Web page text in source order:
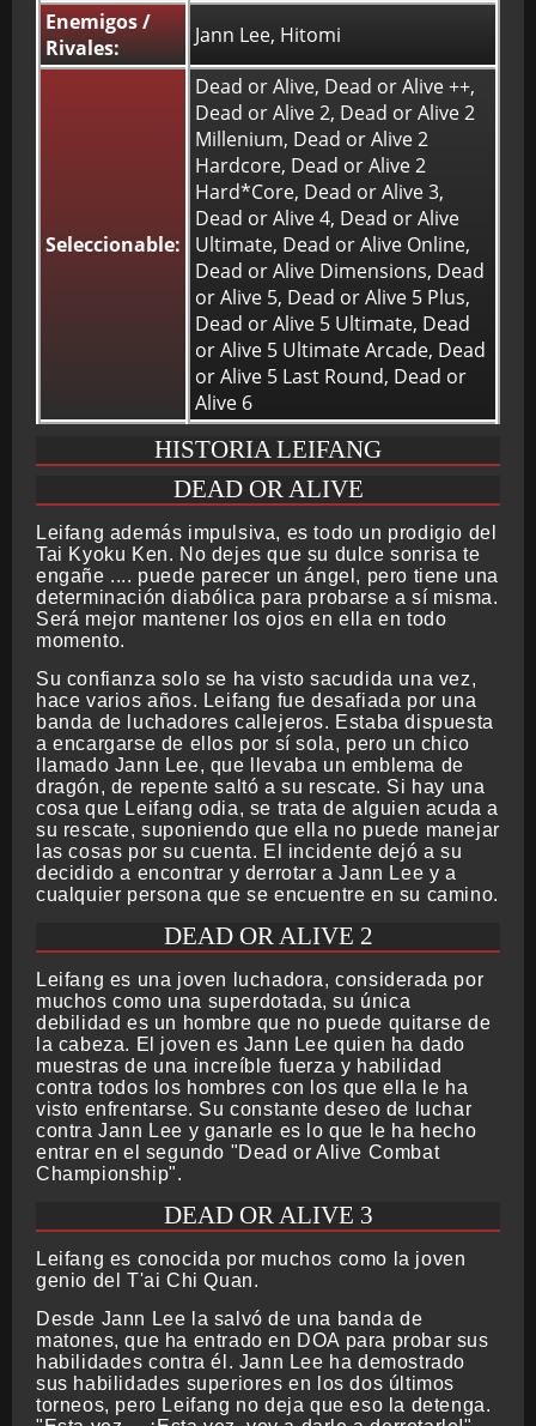
Enemigos /
Rivales:
Jann Lee, Hitomi
Seleccionable:
Dead or Alive, Dead or Alive ++,
Dead or Alive 2, Dead or Alive 2
Millenium, Dead or Alive 2
Hardcore, Dead or Alive 2
Hard*Core, Dead or Alive 3,
Dead or Alive 4, Dead or Alive
Ultimate, Dead or Alive Online,
Dead or Alive Dimensions, Dead
or Alive 5, Dead or Alive 5 Plus,
Dead or Alive 5 Ultimate, Dead
or Alive 5 Ultimate Arcade, Dead
or Alive 5 Last Round, Dead or
Alive 6
HISTORIA LEIFANG
DEAD OR ALIVE
Leifang además impulsiva, es todo un prodigio del
Tai Kyoku Ken. No dejes que su dulce sonrisa te
engañe .... puede parecer un ángel, pero tiene una
determinación diabólica para probarse a sí misma.
Será mejor mantener los ojos en ella en todo
momento.
Su confianza solo se ha visto sacudida una vez,
hace varios años. Leifang fue desafiada por una
banda de luchadores callejeros. Estaba dispuesta
a encargarse de ellos por sí sola, pero un chico
llamado Jann Lee, que llevaba un emblema de
dragón, de repente saltó a su rescate. Si hay una
cosa que Leifang odia, se trata de alguien acuda a
su rescate, suponiendo que ella no puede manejar
las cosas por su cuenta. El incidente dejó a su
decidido a encontrar y derrotar a Jann Lee y a
cualquier persona que se encuentre en su camino.
DEAD OR ALIVE 2
Leifang es una joven luchadora, considerada por
muchos como una superdotada, su única
debilidad es un hombre que no puede quitarse de
la cabeza. El joven es Jann Lee quien ha dado
muestras de una increíble fuerza y habilidad
contra todos los hombres con los que ella le ha
visto enfrentarse. Su constante deseo de luchar
contra Jann Lee y ganarle es lo que le ha hecho
entrar en el segundo "Dead or Alive Combat
Championship".
DEAD OR ALIVE 3
Leifang es conocida por muchos como la joven
genio del T'ai Chi Quan.
Desde Jann Lee la salvó de una banda de
matones, que ha entrado en DOA para probar sus
habilidades contra él. Jann Lee ha demostrado
sus habilidades superiores en los dos últimos
torneos, pero Leifang no deja que eso la detenga.